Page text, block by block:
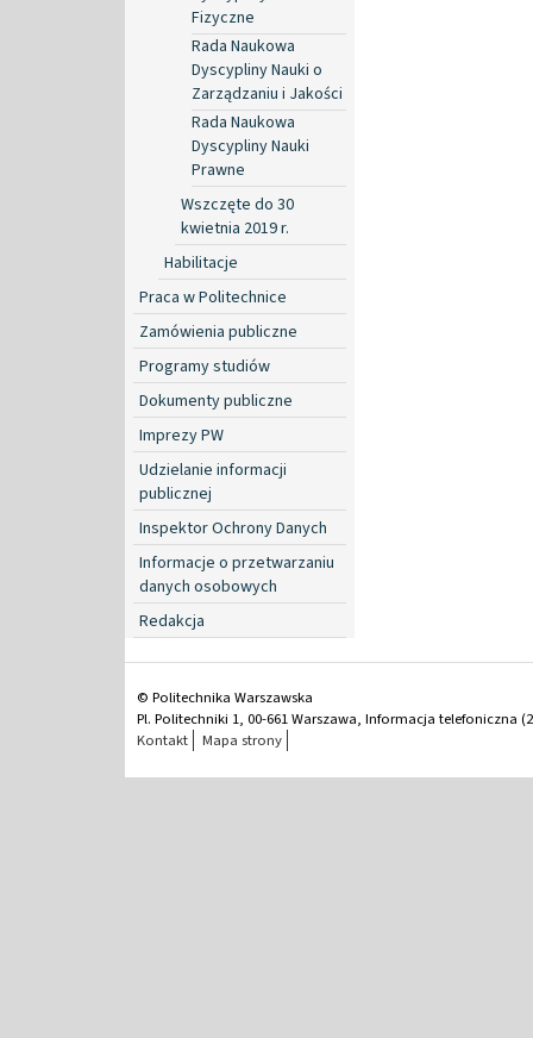
Fizyczne
Rada Naukowa
Dyscypliny Nauki o
Zarządzaniu i Jakości
Rada Naukowa
Dyscypliny Nauki
Prawne
Wszczęte do 30
kwietnia 2019 r.
Habilitacje
Praca w Politechnice
Zamówienia publiczne
Programy studiów
Dokumenty publiczne
Imprezy PW
Udzielanie informacji
publicznej
Inspektor Ochrony Danych
Informacje o przetwarzaniu
danych osobowych
Redakcja
© Politechnika Warszawska
Pl. Politechniki 1, 00-661 Warszawa, Informacja telefoniczna
Kontakt
Mapa strony